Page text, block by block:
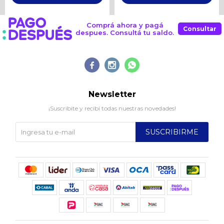
Comprá ahora y pagá
despues. Consultá tu saldo.
Consultar
  
Newsletter
¡Suscribite y recibí todas nuestras novedades!
SUSCRIBIRME